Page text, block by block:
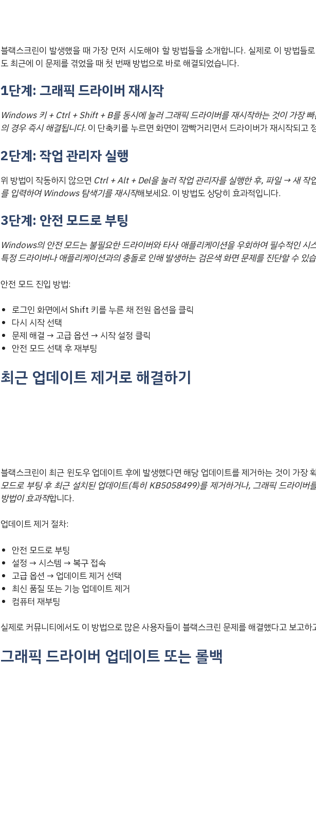
블랙스크린이 발생했을 때 가장 먼저 시도해야 할 방법들을 소개합니다. 실제로 이 방법들
도 최근에 이 문제를 겪었을 때 첫 번째 방법으로 바로 해결되었습니다.
1단계: 그래픽 드라이버 재시작
Windows 키 + Ctrl + Shift + B를 동시에 눌러 그래픽 드라이버를 재시작하는 것이 가장
의 경우 즉시 해결됩니다. 이 단축키를 누르면 화면이 깜빡거리면서 드라이버가 재시작되고
2단계: 작업 관리자 실행
위 방법이 작동하지 않으면 Ctrl + Alt + Del을 눌러 작업 관리자를 실행한 후, 파일 → 새
를 입력하여 Windows 탐색기를 재시작해보세요. 이 방법도 상당히 효과적입니다.
3단계: 안전 모드로 부팅
Windows의 안전 모드는 불필요한 드라이버와 타사 애플리케이션을 우회하여 필수적인 시
특정 드라이버나 애플리케이션과의 충돌로 인해 발생하는 검은색 화면 문제를 진단할 수 있
안전 모드 진입 방법:
로그인 화면에서 Shift 키를 누른 채 전원 옵션을 클릭
다시 시작 선택
문제 해결 → 고급 옵션 → 시작 설정 클릭
안전 모드 선택 후 재부팅
최근 업데이트 제거로 해결하기
블랙스크린이 최근 윈도우 업데이트 후에 발생했다면 해당 업데이트를 제거하는 것이 가장
모드로 부팅 후 최근 설치된 업데이트(특히 KB5058499)를 제거하거나, 그래픽 드라이버
방법이 효과적합니다.
업데이트 제거 절차:
안전 모드로 부팅
설정 → 시스템 → 복구 접속
고급 옵션 → 업데이트 제거 선택
최신 품질 또는 기능 업데이트 제거
컴퓨터 재부팅
실제로 커뮤니티에서도 이 방법으로 많은 사용자들이 블랙스크린 문제를 해결했다고 보고하
그래픽 드라이버 업데이트 또는 롤백